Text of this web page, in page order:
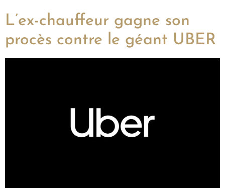
L’ex-chauffeur gagne son
procès contre le géant UBER